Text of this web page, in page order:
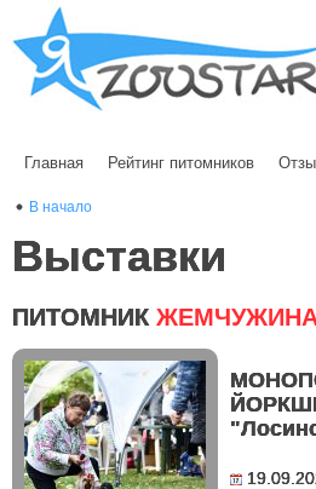
Главная Рейтинг питомников
В начало
Выставки
ПИТОМНИК